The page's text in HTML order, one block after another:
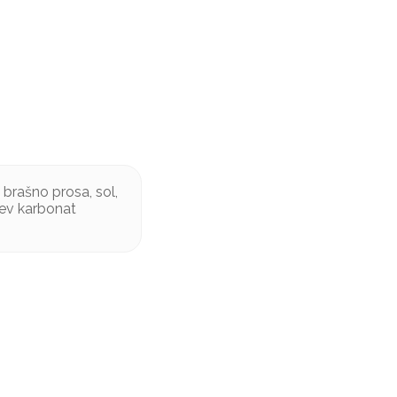
prosa, sol,
karbonat